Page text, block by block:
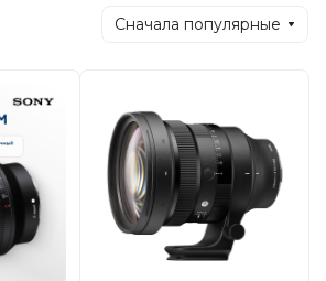
Сначала популярные